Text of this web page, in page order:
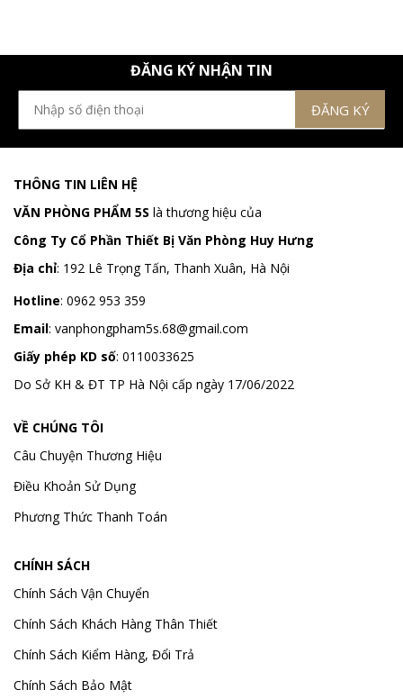
ĐĂNG KÝ NHẬN TIN
THÔNG TIN LIÊN HỆ
VĂN PHÒNG PHẨM 5S là thương hiệu của
Công Ty Cổ Phần Thiết Bị Văn Phòng Huy Hưng
Địa chỉ: 192 Lê Trọng Tấn, Thanh Xuân, Hà Nội
Hotline: 0962 953 359
Email: vanphongpham5s.68@gmail.com
Giấy phép KD số: 0110033625
Do Sở KH & ĐT TP Hà Nội cấp ngày 17/06/2022
VỀ CHÚNG TÔI
Câu Chuyện Thương Hiệu
Điều Khoản Sử Dụng
Phương Thức Thanh Toán
CHÍNH SÁCH
Chính Sách Vận Chuyển
Chính Sách Khách Hàng Thân Thiết
Chính Sách Kiểm Hàng, Đổi Trả
Chính Sách Bảo Mật